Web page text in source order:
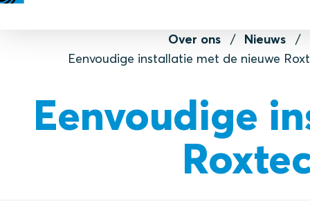
Over ons
Nieuws
Eenvoudige installatie met de nieuwe
Eenvoudige